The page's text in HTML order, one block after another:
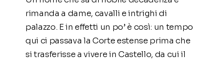
rimanda a dame, cavalli e intrighi di
palazzo. E in effetti un po’ è così: un tempo
qui ci passava la Corte estense prima che
si trasferisse a vivere in Castello, da cui il